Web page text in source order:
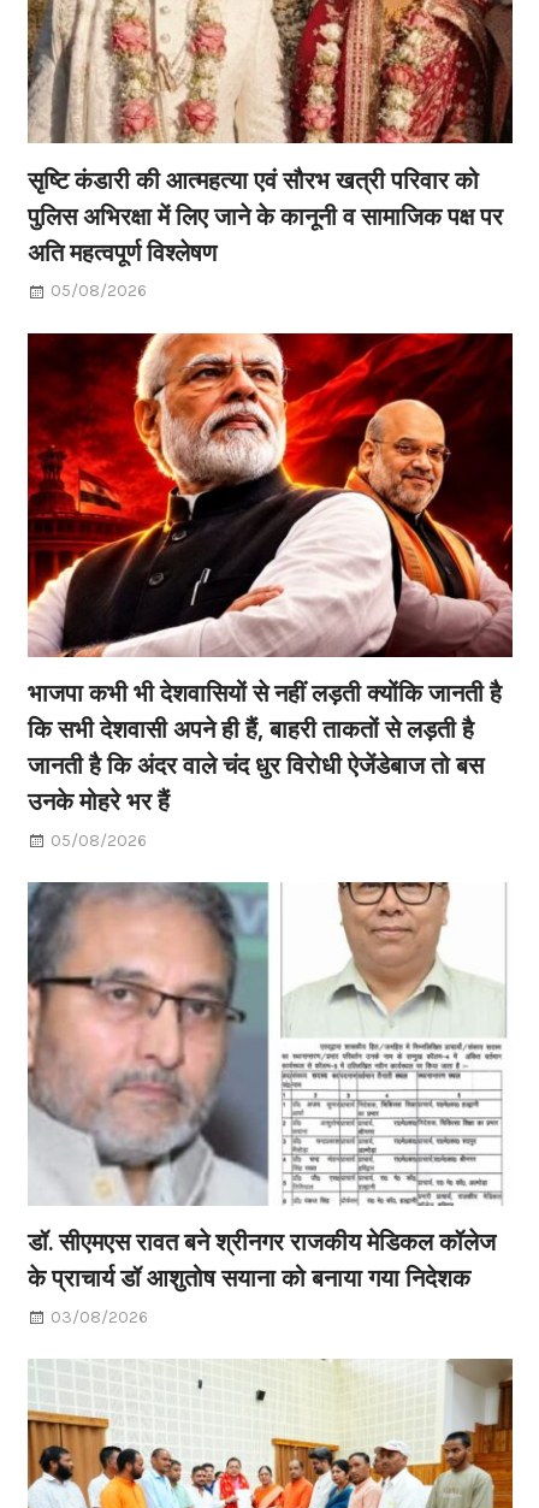
सृष्टि कंडारी की आत्महत्या एवं सौरभ खत्री परिवार को
पुलिस अभिरक्षा में लिए जाने के कानूनी व सामाजिक पक्ष पर
अति महत्वपूर्ण विश्लेषण
05/08/2026
भाजपा कभी भी देशवासियों से नहीं लड़ती क्योंकि जानती है
कि सभी देशवासी अपने ही हैं, बाहरी ताकतों से लड़ती है
जानती है कि अंदर वाले चंद धुर विरोधी ऐजेंडेबाज तो बस
उनके मोहरे भर हैं
05/08/2026
डॉ. सीएमएस रावत बने श्रीनगर राजकीय मेडिकल कॉलेज
के प्राचार्य डॉ आशुतोष सयाना को बनाया गया निदेशक
03/08/2026